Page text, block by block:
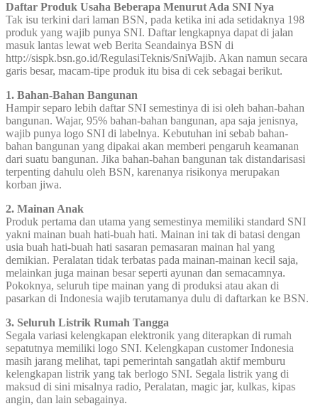
Daftar Produk Usaha Beberapa Menurut Ada SNI Nya
Tak isu terkini dari laman BSN, pada ketika ini ada setidaknya 198
produk yang wajib punya SNI. Daftar lengkapnya dapat di jalan
masuk lantas lewat web Berita Seandainya BSN di
http://sispk.bsn.go.id/RegulasiTeknis/SniWajib. Akan namun secara
garis besar, macam-tipe produk itu bisa di cek sebagai berikut.
1. Bahan-Bahan Bangunan
Hampir separo lebih daftar SNI semestinya di isi oleh bahan-bahan
bangunan. Wajar, 95% bahan-bahan bangunan, apa saja jenisnya,
wajib punya logo SNI di labelnya. Kebutuhan ini sebab bahan-
bahan bangunan yang dipakai akan memberi pengaruh keamanan
dari suatu bangunan. Jika bahan-bahan bangunan tak distandarisasi
terpenting dahulu oleh BSN, karenanya risikonya merupakan
korban jiwa.
2. Mainan Anak
Produk pertama dan utama yang semestinya memiliki standard SNI
yakni mainan buah hati-buah hati. Mainan ini tak di batasi dengan
usia buah hati-buah hati sasaran pemasaran mainan hal yang
demikian. Peralatan tidak terbatas pada mainan-mainan kecil saja,
melainkan juga mainan besar seperti ayunan dan semacamnya.
Pokoknya, seluruh tipe mainan yang di produksi atau akan di
pasarkan di Indonesia wajib terutamanya dulu di daftarkan ke BSN.
3. Seluruh Listrik Rumah Tangga
Segala variasi kelengkapan elektronik yang diterapkan di rumah
sepatutnya memiliki logo SNI. Kelengkapan customer Indonesia
masih jarang melihat, tapi pemerintah sangatlah aktif memburu
kelengkapan listrik yang tak berlogo SNI. Segala listrik yang di
maksud di sini misalnya radio, Peralatan, magic jar, kulkas, kipas
angin, dan lain sebagainya.